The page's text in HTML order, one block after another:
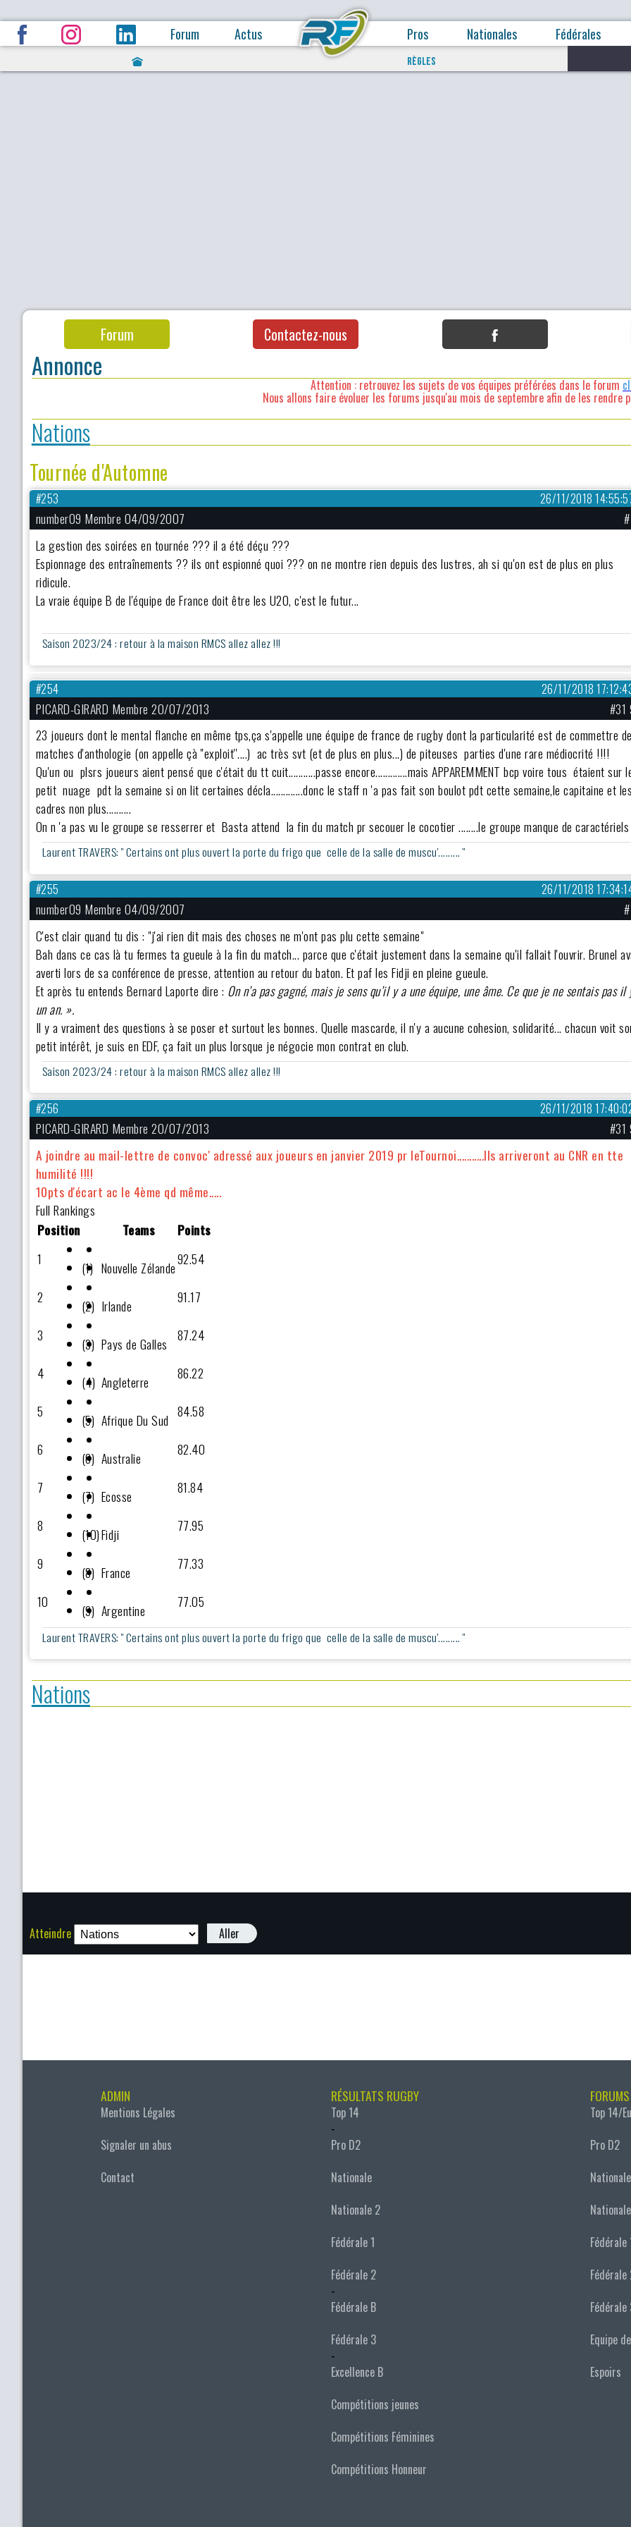
Forum Actus Pros Nationales Fédérales
RÈGLES
Forum Contactez-nous
Annonce
Attention : retrouvez les sujets de vos équipes préférées dans le forum
Nous allons faire évoluer les forums jusqu'au mois de septembre afin de les rendre
Nations
Tournée d'Automne
26/11/2018
#253
number09 Membre 04/09/2007
La gestion des soirées en tournée ??? il a été déçu ???
Espionnage des entraînements ?? ils ont espionné quoi ??? on ne montre rien depuis des lustres, ah si qu'on est de plus en plus
ridicule.
La vraie équipe B de l'équipe de France doit être les U20, c'est le futur...
Saison 2023/24 : retour à la maison RMCS allez allez !!!
26/11/2018
#254
PICARD-GIRARD Membre 20/07/2013
#31
23 joueurs dont le mental flanche en même tps,ça s'appelle une équipe de france de rugby dont la particularité est de commettre
matches d'anthologie (on appelle çà ''exploit''....) ac très svt (et de plus en plus...) de piteuses parties d'une rare médiocrité !!!!
Qu'un ou plsrs joueurs aient pensé que c'était du tt cuit...........passe encore.............mais APPAREMMENT bcp voire tous étaient sur
petit nuage pdt la semaine si on lit certaines décla.............donc le staff n 'a pas fait son boulot pdt cette semaine,le capitaine et les
cadres non plus..........
On n 'a pas vu le groupe se resserrer et Basta attend la fin du match pr secouer le cocotier ........le groupe manque de caractériels
Laurent TRAVERS: '' Certains ont plus ouvert la porte du frigo que celle de la salle de muscu'......... ''
26/11/2018
#255
number09 Membre 04/09/2007
C'est clair quand tu dis : "j'ai rien dit mais des choses ne m'ont pas plu cette semaine"
Bah dans ce cas là tu fermes ta gueule à la fin du match... parce que c'était justement dans la semaine qu'il fallait l'ouvrir. Brunel
averti lors de sa conférence de presse, attention au retour du baton. Et paf les Fidji en pleine gueule.
Et après tu entends Bernard Laporte dire : On n’a pas gagné, mais je sens qu’il y a une équipe, une âme. Ce que je ne sentais pas il
un an. ».
Il y a vraiment des questions à se poser et surtout les bonnes. Quelle mascarde, il n'y a aucune cohesion, solidarité... chacun voit
petit intérêt, je suis en EDF, ça fait un plus lorsque je négocie mon contrat en club.
Saison 2023/24 : retour à la maison RMCS allez allez !!!
26/11/2018
#256
PICARD-GIRARD Membre 20/07/2013
#31
A joindre au mail-lettre de convoc' adressé aux joueurs en janvier 2019 pr leTournoi...........Ils arriveront au CNR en tte
humilité !!!!
10pts d'écart ac le 4ème qd même.....
Full Rankings
Position
Teams
Points
1
(1) Nouvelle Zélande92.54
2 (2) Irlande 91.17
3 (3) Pays de Galles 87.24
4 (4) Angleterre 86.22
5 (5) Afrique Du Sud 84.58
6 (6) Australie 82.40
7 (7) Ecosse 81.84
8 (10)Fidji 77.95
9 (8) France 77.33
10 (9) Argentine 77.05
Laurent TRAVERS: '' Certains ont plus ouvert la porte du frigo que celle de la salle de muscu'......... ''
Nations
Atteindre Aller
ADMIN
Mentions Légales
Signaler un abus
Contact
RÉSULTATS RUGBY
Top 14
-
Pro D2
Nationale
Nationale 2
Fédérale 1
Fédérale 2
-
Fédérale B
Fédérale 3
-
Excellence B
Compétitions jeunes
Compétitions Féminines
Compétitions Honneur
Top 14/
Pro D2
Nationale
Fédérale
Fédérale
Fédérale
Equipe
Espoirs